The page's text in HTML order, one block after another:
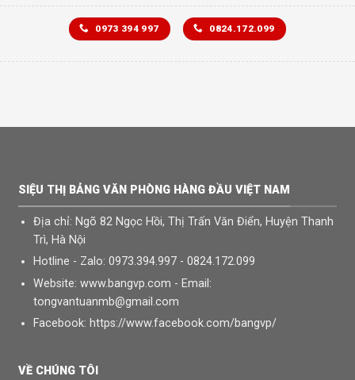
0973 394 997 0824.172.099
SIỆU THỊ BẢNG VĂN PHÒNG HÀNG ĐẦU VIỆT NAM
Địa chỉ: Ngõ 82 Ngọc Hồi, Thị Trấn Văn Điển, Huyện Thanh
Trì, Hà Nội
Hotline - Zalo: 0973.394.997 - 0824.172.099
Website: www.bangvp.com - Email:
tongvantuanmb@gmail.com
Facebook: https://www.facebook.com/bangvp/
TỪ XANH-BẢNG KÍNH-BẢNG GHIM-BẢNG FOOC MICA-BẢNG ĐEN-
VỀ CHÚNG TÔI